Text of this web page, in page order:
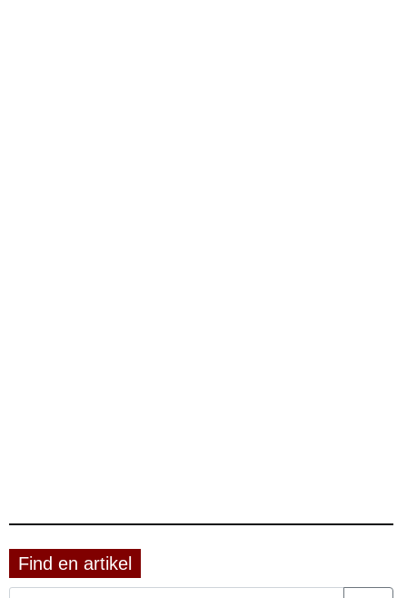
Find en artikel